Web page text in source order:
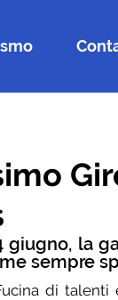
la
sempre
di talenti